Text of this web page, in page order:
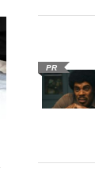
PR